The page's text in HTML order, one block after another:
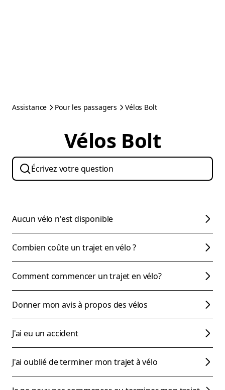
Assistance Pour les passagers Vélos Bolt
Vélos Bolt
Aucun vélo n'est disponible
Combien coûte un trajet en vélo ?
Comment commencer un trajet en vélo?
Donner mon avis à propos des vélos
J'ai eu un accident
J'ai oublié de terminer mon trajet à vélo